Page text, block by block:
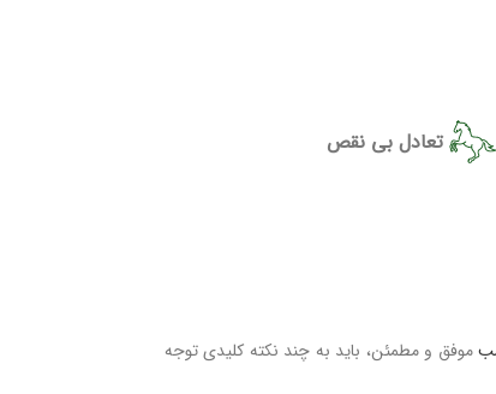
تعادل بی نقص
موفق و مطمئن، باید به چند نکته کلیدی توجه